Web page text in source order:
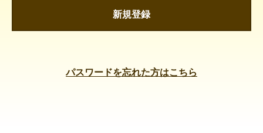
新規登録
パスワードを忘れた方はこちら